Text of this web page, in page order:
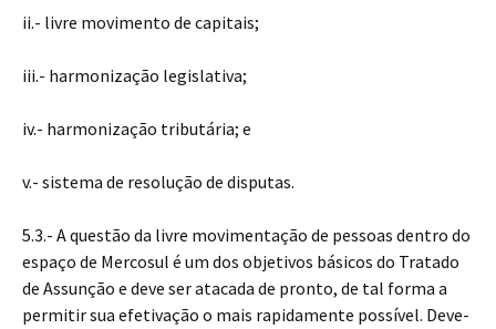
ii.- livre movimento de capitais;
iii.- harmonização legislativa;
iv.- harmonização tributária; e
v.- sistema de resolução de disputas.
5.3.- A questão da livre movimentação de pessoas dentro do
espaço de Mercosul é um dos objetivos básicos do Tratado
de Assunção e deve ser atacada de pronto, de tal forma a
permitir sua efetivação o mais rapidamente possível. Deve-